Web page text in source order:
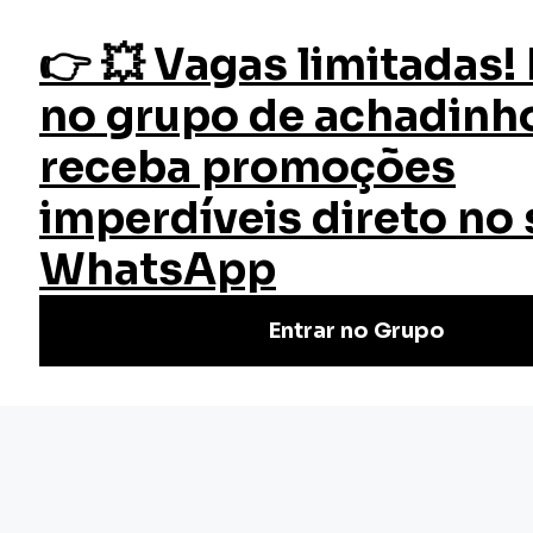
fazer login
Início Cursos Cursos Gratuitos Gestão de Talentos
Curso Gestão de Talentos
Curso de Gestão de Talentos Online Grátis da EW: aprenda
a identificar, desenvolver e reter talentos para impulsionar